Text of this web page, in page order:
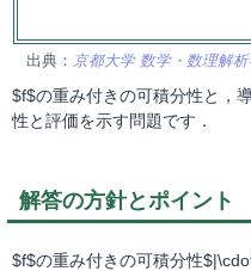
出典： 京都大学 数学・数理解
$f$の重み付きの可積分性と，
性と評価を示す問題です．
解答の方針とポイント
$f$の重み付きの可積分性